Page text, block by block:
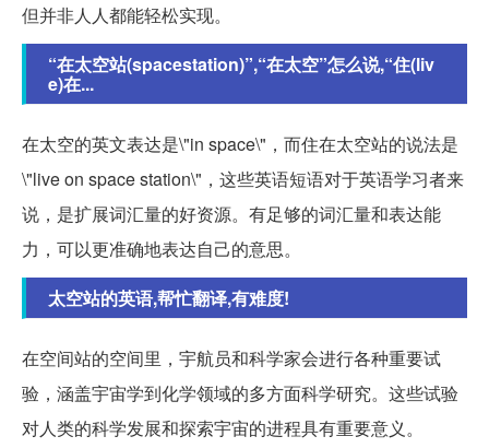
但并非人人都能轻松实现。
“在太空站(spacestation)”,“在太空”怎么说,“住(liv
e)在...
在太空的英文表达是\"in space\"，而住在太空站的说法是
\"live on space station\"，这些英语短语对于英语学习者来
说，是扩展词汇量的好资源。有足够的词汇量和表达能
力，可以更准确地表达自己的意思。
太空站的英语,帮忙翻译,有难度!
在空间站的空间里，宇航员和科学家会进行各种重要试
验，涵盖宇宙学到化学领域的多方面科学研究。这些试验
对人类的科学发展和探索宇宙的进程具有重要意义。